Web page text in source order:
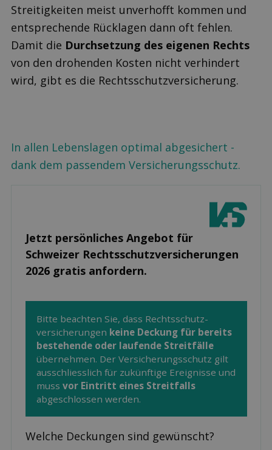
Streitigkeiten meist unverhofft kommen und
entsprechende Rücklagen dann oft fehlen.
Damit die Durchsetzung des eigenen Rechts
von den drohenden Kosten nicht verhindert
wird, gibt es die Rechtsschutzversicherung.
In allen Lebenslagen optimal abgesichert -
dank dem passendem Versicherungsschutz.
Jetzt persönliches Angebot für
Schweizer Rechts­schutz­versicherungen
2026 gratis anfordern.
Bitte beachten Sie, dass Rechtsschutz­
versicherungen keine Deckung für bereits
bestehende oder laufende Streitfälle
übernehmen. Der Versicherungsschutz gilt
ausschliesslich für zukünftige Ereignisse und
muss vor Eintritt eines Streitfalls
abgeschlossen werden.
Welche Deckungen sind gewünscht?